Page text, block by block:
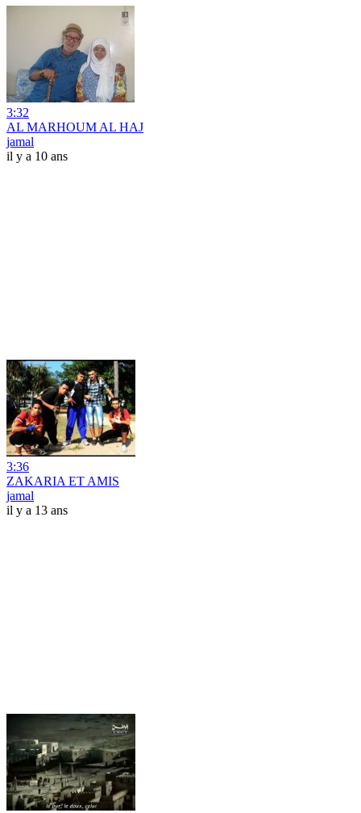
3:32
AL MARHOUM AL HAJ
jamal
il y a 10 ans
3:36
ZAKARIA ET AMIS
jamal
il y a 13 ans